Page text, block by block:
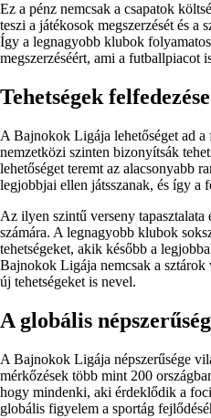
Ez a pénz nemcsak a csapatok
teszi a játékosok megszerzését és a
Így a legnagyobb klubok
megszerzéséért, ami a futballpiacot
Tehetségek felfedezése
A Bajnokok Ligája lehetőséget ad
nemzetközi szinten bizonyítsák
lehetőséget teremt az alacsonyabb
legjobbjai ellen játsszanak, és így a
Az ilyen szintű verseny
számára. A legnagyobb klubok
tehetségeket, akik később a
Bajnokok Ligája nemcsak a
új tehetségeket is nevel.
A globális
A Bajnokok Ligája népszerűsége
mérkőzések több mint 200
hogy mindenki, aki érdeklődik a
globális figyelem a sportág